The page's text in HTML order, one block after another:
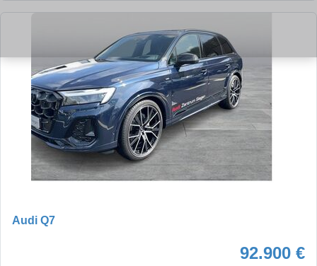
Audi Q7
92.900 €